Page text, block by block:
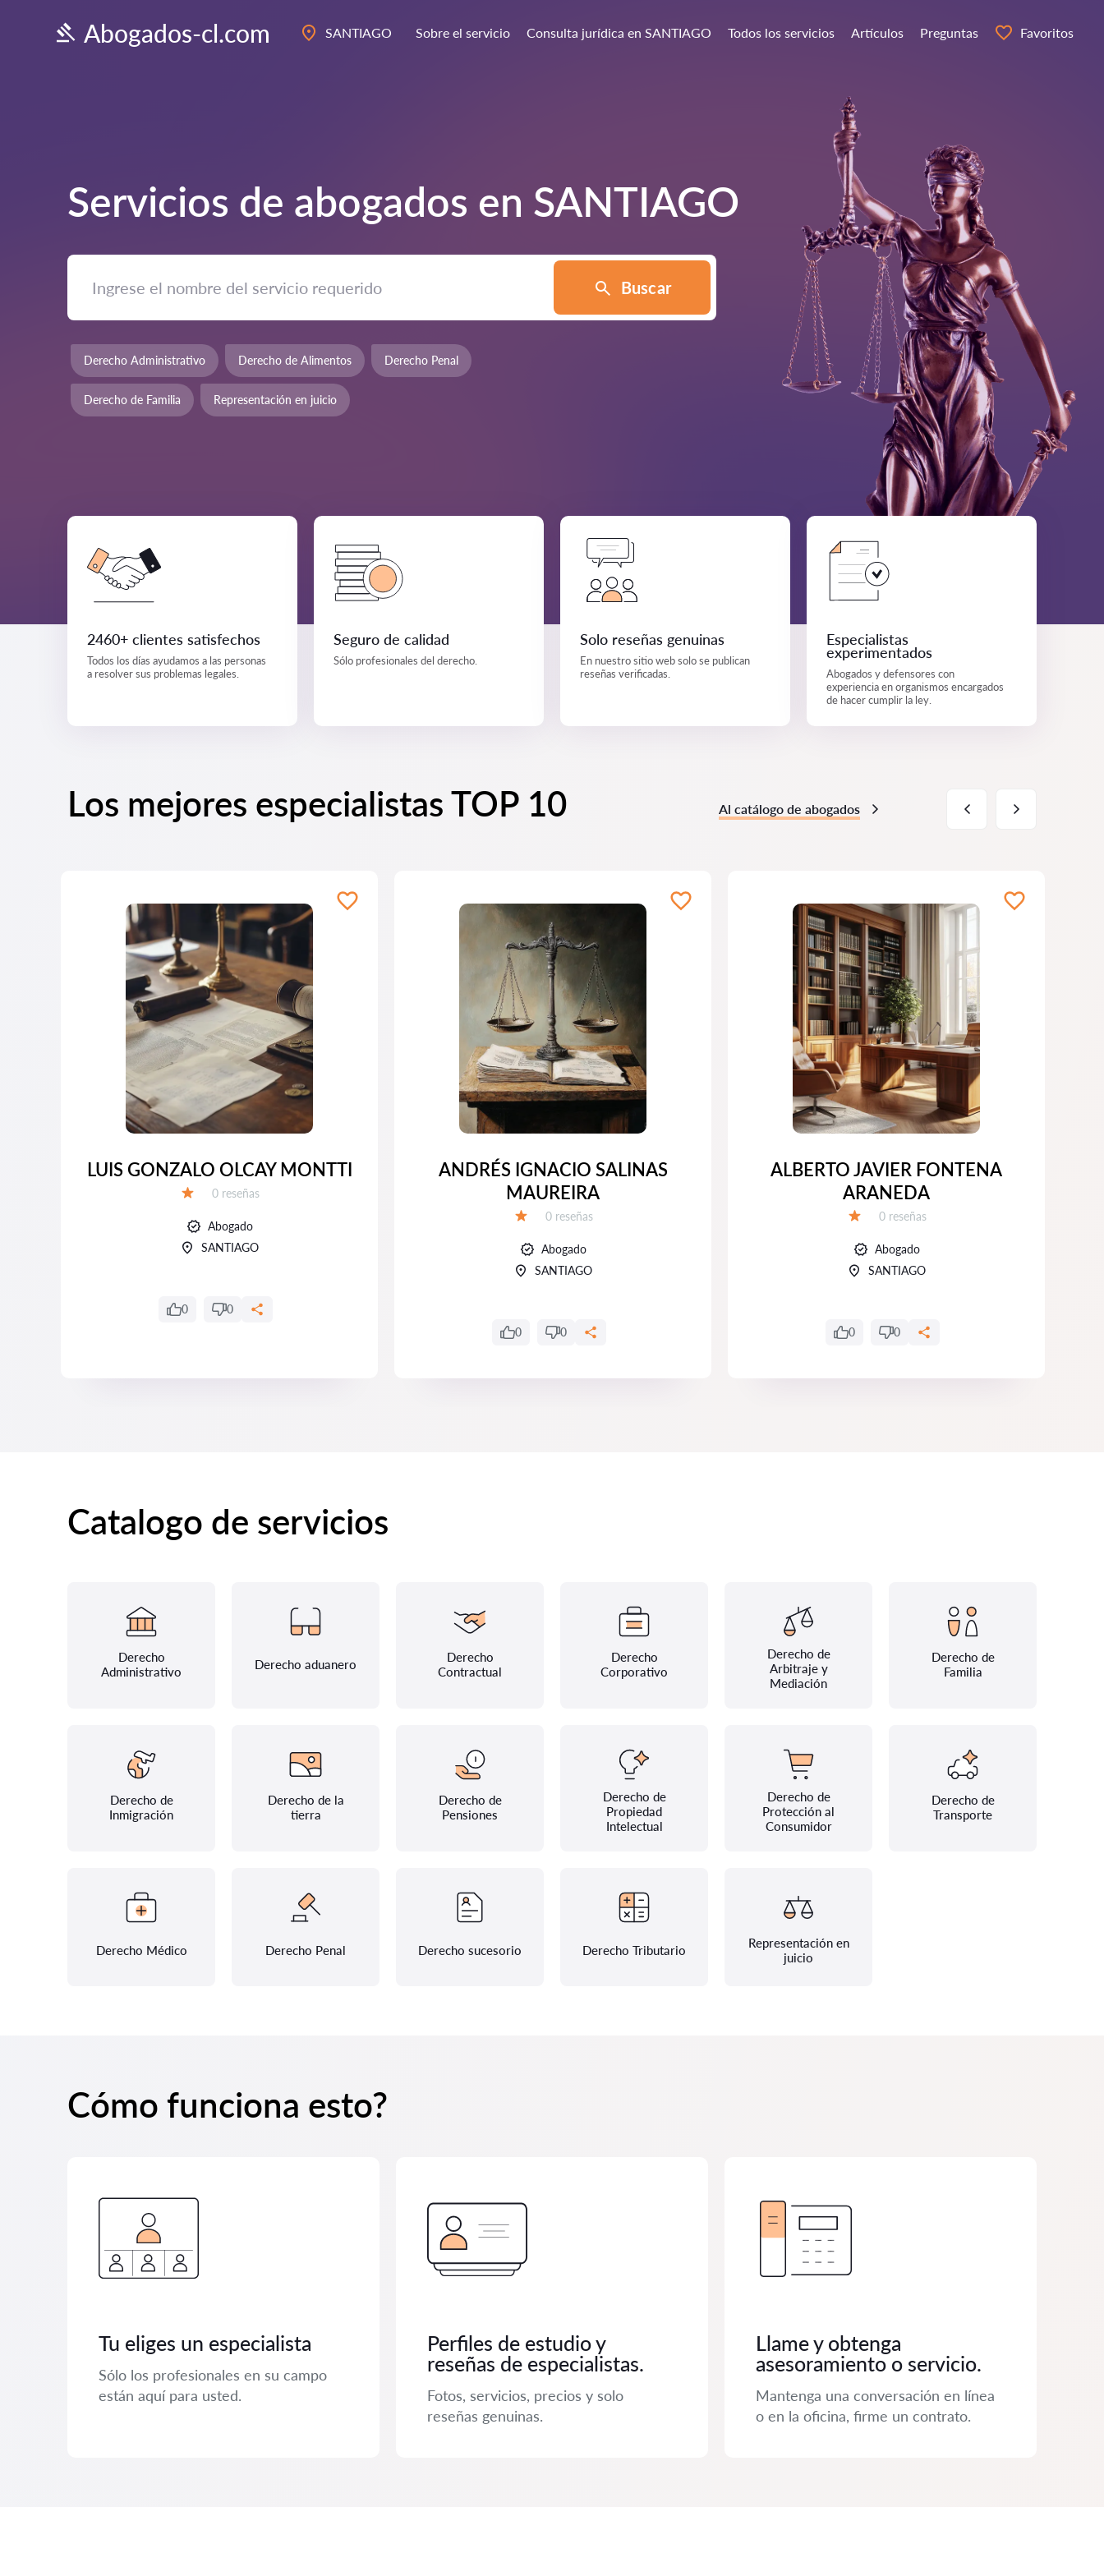
Abogados-cl.com SANTIAGO Sobre el servicio Consulta jurídica en SANTIAGO Todos los servicios Artículos Preguntas Favoritos
Servicios de abogados en SANTIAGO
Buscar
Derecho Administrativo Derecho de Alimentos Derecho Penal
Derecho de Familia Representación en juicio
2460+ clientes satisfechos
Todos los días ayudamos a las personas
a resolver sus problemas legales.
Seguro de calidad
Sólo profesionales del derecho.
Solo reseñas genuinas
En nuestro sitio web solo se publican
reseñas verificadas.
Especialistas
experimentados
Abogados y defensores con
experiencia en organismos encargados
de hacer cumplir la ley.
Los mejores especialistas TOP 10 Al catálogo de abogados
LUIS GONZALO OLCAY MONTTI
Número de reseñas:
0 reseñas
Abogado
SANTIAGO
0 0
ANDRÉS IGNACIO SALINAS
MAUREIRA
Número de reseñas:
0 reseñas
Abogado
SANTIAGO
0 0
ALBERTO JAVIER FONTENA
ARANEDA
Número de reseñas:
0 reseñas
Abogado
SANTIAGO
0 0
Catalogo de servicios
Derecho
Administrativo
Derecho aduanero
Derecho
Contractual
Derecho
Corporativo
Derecho de
Arbitraje y
Mediación
Derecho de
Familia
Derecho de
Inmigración
Derecho de la
tierra
Derecho de
Pensiones
Derecho de
Propiedad
Intelectual
Derecho de
Protección al
Consumidor
Derecho de
Transporte
Derecho Médico Derecho Penal Derecho sucesorio Derecho Tributario
Representación en
juicio
Cómo funciona esto?
Tu eliges un especialista
Sólo los profesionales en su campo
están aquí para usted.
Perfiles de estudio y
reseñas de especialistas.
Fotos, servicios, precios y solo
reseñas genuinas.
Llame y obtenga
asesoramiento o servicio.
Mantenga una conversación en línea
o en la oficina, firme un contrato.